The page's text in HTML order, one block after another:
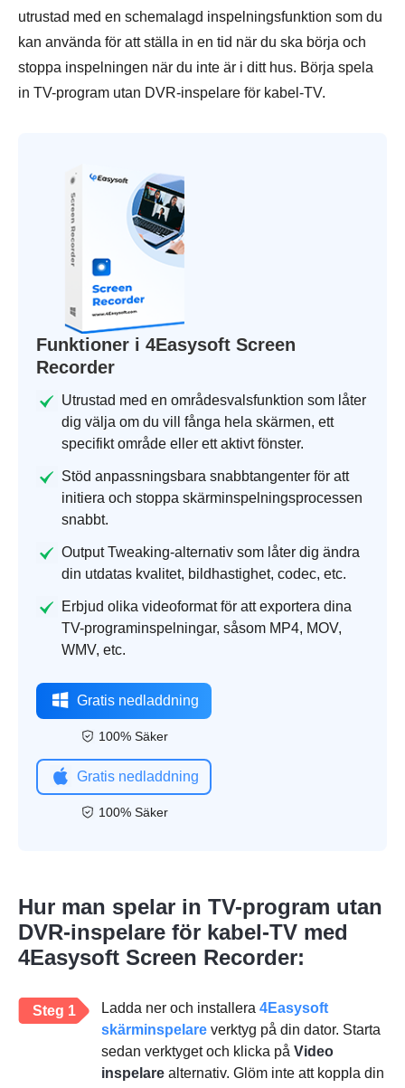
utrustad med en schemalagd inspelningsfunktion som du
kan använda för att ställa in en tid när du ska börja och
stoppa inspelningen när du inte är i ditt hus. Börja spela
in TV-program utan DVR-inspelare för kabel-TV.
Funktioner i 4Easysoft Screen
Recorder
Utrustad med en områdesvalsfunktion som låter
dig välja om du vill fånga hela skärmen, ett
specifikt område eller ett aktivt fönster.
Stöd anpassningsbara snabbtangenter för att
initiera och stoppa skärminspelningsprocessen
snabbt.
Output Tweaking-alternativ som låter dig ändra
din utdatas kvalitet, bildhastighet, codec, etc.
Erbjud olika videoformat för att exportera dina
TV-programinspelningar, såsom MP4, MOV,
WMV, etc.
Gratis nedladdning
100% Säker
Gratis nedladdning
100% Säker
Hur man spelar in TV-program utan
DVR-inspelare för kabel-TV med
4Easysoft Screen Recorder:
Steg 1 Ladda ner och installera 4Easysoft
skärminspelare verktyg på din dator. Starta
sedan verktyget och klicka på Video
inspelare alternativ. Glöm inte att koppla din